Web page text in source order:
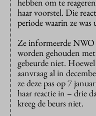
hebben om te
haar voorstel. Die
periode waarin ze was
Ze informeerde
worden gehouden
gebeurde niet.
aanvraag al in
ze deze pas op 7
haar reactie in – drie
kreeg de beurs niet.